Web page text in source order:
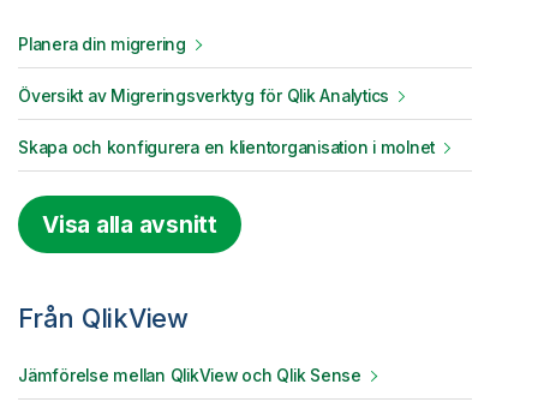
Planera din migrering
Översikt av Migreringsverktyg för Qlik Analytics
Skapa och konfigurera en klientorganisation i molnet
Visa alla avsnitt
Från QlikView
Jämförelse mellan QlikView och Qlik Sense